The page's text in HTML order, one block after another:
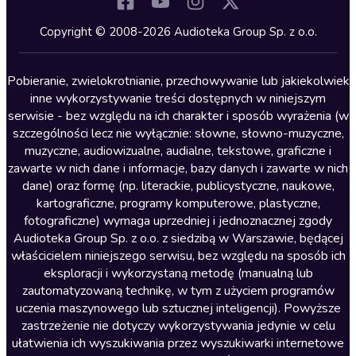
Kryminały
Lektury szkolne
Literatura anglojęzyczna
Literatura faktu
Literatura obyczajowa
Literatura piękna obca
Literatura piękna polska
Nagrania relaksacyjne
Nauka języków
Nauki humanistyczne
Podcasty i audycje
Polityka
Prasa
Copyright © 2008-2026 Audioteka Group Sp. z o.o.
Pobieranie, zwielokrotnianie, przechowywanie lub jakiekolwiek
inne wykorzystywanie treści dostępnych w niniejszym
serwisie - bez względu na ich charakter i sposób wyrażenia (w
szczególności lecz nie wyłącznie: słowne, słowno-muzyczne,
muzyczne, audiowizualne, audialne, tekstowe, graficzne i
zawarte w nich dane i informacje, bazy danych i zawarte w nich
dane) oraz formę (np. literackie, publicystyczne, naukowe,
kartograficzne, programy komputerowe, plastyczne,
fotograficzne) wymaga uprzedniej i jednoznacznej zgody
Audioteka Group Sp. z o.o. z siedzibą w Warszawie, będącej
właścicielem niniejszego serwisu, bez względu na sposób ich
eksploracji i wykorzystaną metodę (manualną lub
zautomatyzowaną technikę, w tym z użyciem programów
uczenia maszynowego lub sztucznej inteligencji). Powyższe
zastrzeżenie nie dotyczy wykorzystywania jedynie w celu
ułatwienia ich wyszukiwania przez wyszukiwarki internetowe